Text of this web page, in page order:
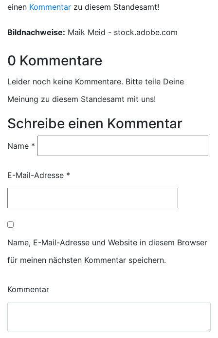
einen Kommentar zu diesem Standesamt!
Bildnachweise: Maik Meid - stock.adobe.com
0 Kommentare
Leider noch keine Kommentare. Bitte teile Deine
Meinung zu diesem Standesamt mit uns!
Schreibe einen Kommentar
Name *
E-Mail-Adresse *
Name, E-Mail-Adresse und Website in diesem Browser
für meinen nächsten Kommentar speichern.
Kommentar